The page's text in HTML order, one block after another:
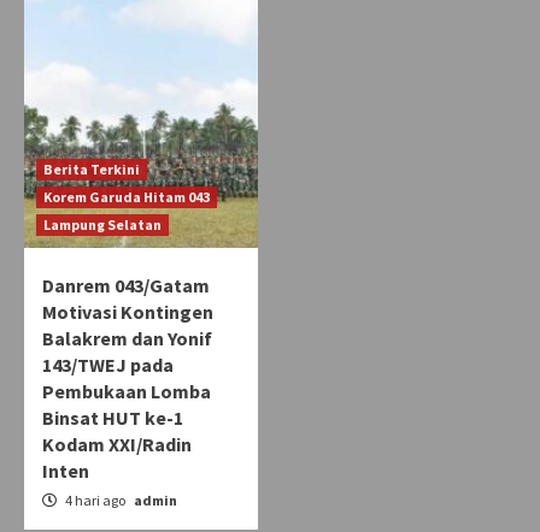
Berita Terkini
Korem Garuda Hitam 043
Lampung Selatan
Danrem 043/Gatam
Motivasi Kontingen
Balakrem dan Yonif
143/TWEJ pada
Pembukaan Lomba
Binsat HUT ke-1
Kodam XXI/Radin
Inten
4 hari ago admin